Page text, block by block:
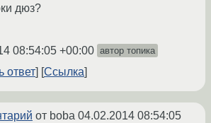
дюз?
08:54:05 +00:00 автор топика
ответ Ссылка
от boba 04.02.2014 08:54:05